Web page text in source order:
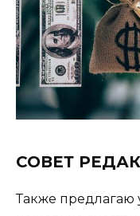
СОВЕТ
Также предлагаю